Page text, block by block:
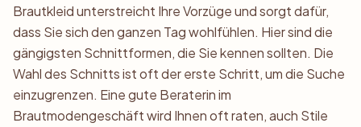
Brautkleid unterstreicht Ihre Vorzüge und sorgt dafür,
dass Sie sich den ganzen Tag wohlfühlen. Hier sind die
gängigsten Schnittformen, die Sie kennen sollten. Die
Wahl des Schnitts ist oft der erste Schritt, um die Suche
einzugrenzen. Eine gute Beraterin im
Brautmodengeschäft wird Ihnen oft raten, auch Stile